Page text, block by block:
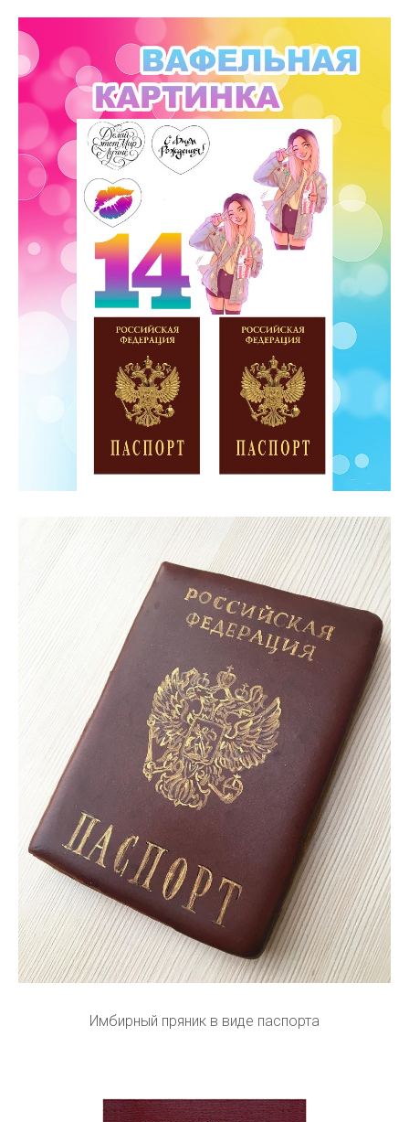
Имбирный пряник в виде паспорта